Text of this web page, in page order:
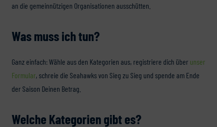
an die gemeinnützigen Organisationen ausschütten.
Was muss ich tun?
Ganz einfach: Wähle aus den Kategorien aus, registriere dich über unser
Formular, schreie die Seahawks von Sieg zu Sieg und spende am Ende
der Saison Deinen Betrag.
Welche Kategorien gibt es?